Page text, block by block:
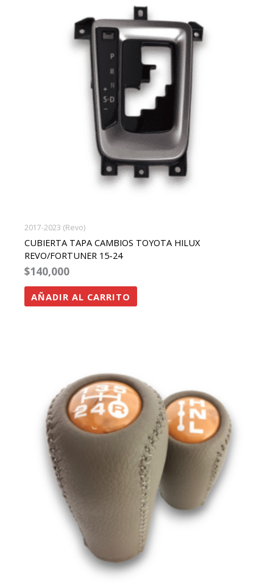
2017-2023 (Revo)
CUBIERTA TAPA CAMBIOS TOYOTA HILUX
REVO/FORTUNER 15-24
$140,000
AÑADIR AL CARRITO